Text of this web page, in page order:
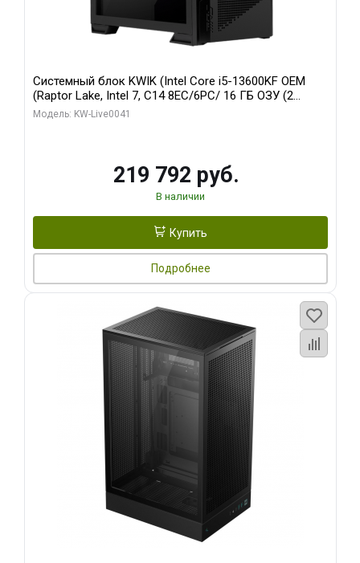
Системный блок KWIK (Intel Core i5-13600KF OEM
(Raptor Lake, Intel 7, C14 8EC/6PC/ 16 ГБ ОЗУ (2
модуля)/ Palit RTX5080 GAMINGPRO OC 16GB GDDR7
Модель: KW-Live0041
219 792 руб.
В наличии
Купить
Подробнее